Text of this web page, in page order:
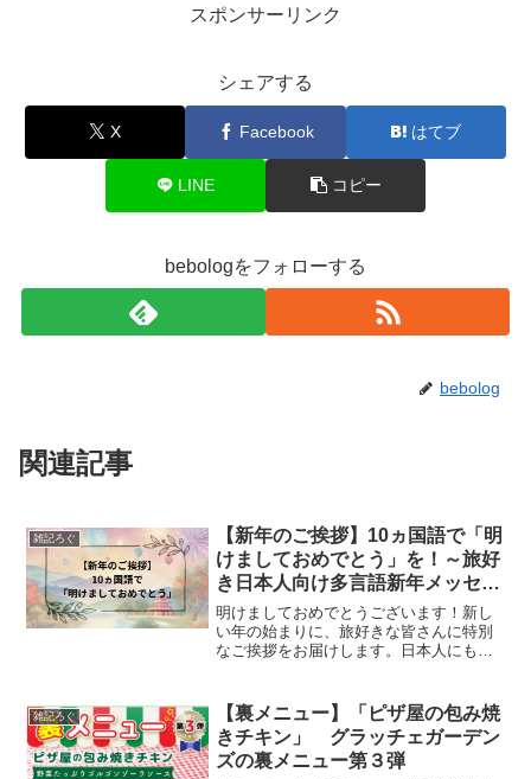
スポンサーリンク
シェアする
X Facebook はてブ
LINE コピー
bebologをフォローする
bebolog
関連記事
雑記ろぐ
【新年のご挨拶】10ヵ国語で「明
けましておめでとう」を！～旅好
き日本人向け多言語新年メッセー
ジ＆2025年旅行計画のススメ～
明けましておめでとうございます！新し
い年の始まりに、旅好きな皆さんに特別
なご挨拶をお届けします。日本人にも行
それぞれの言語のちょっとしたトリビア
とともに、旅先の文化も...
雑記ろぐ
【裏メニュー】「ピザ屋の包み焼
きチキン」 グラッチェガーデン
ズの裏メニュー第３弾